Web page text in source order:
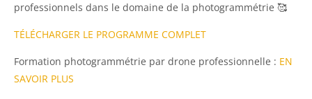
professionnels dans le domaine de la photogrammétrie 🥰
TÉLÉCHARGER LE PROGRAMME COMPLET
Formation photogrammétrie par drone professionnelle : EN
SAVOIR PLUS